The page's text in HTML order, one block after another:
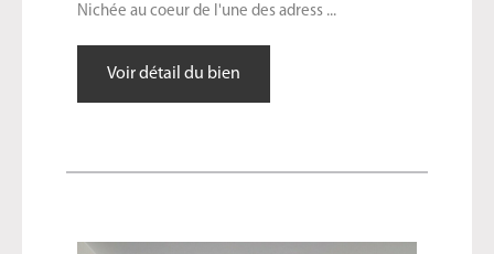
Nichée au coeur de l'une des adress ...
Voir détail du bien